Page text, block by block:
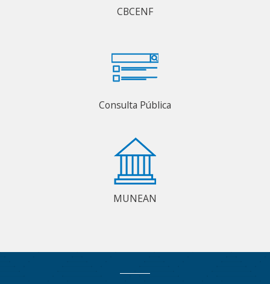
CBCENF
Consulta Pública
MUNEAN